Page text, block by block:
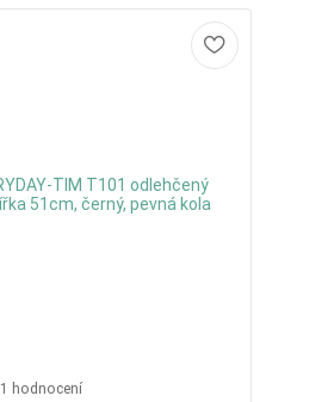
1 hodnocení